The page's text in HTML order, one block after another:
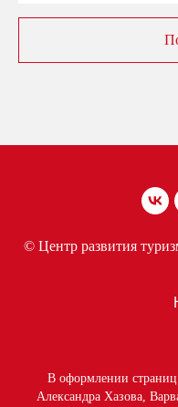
© Центр развития
В оформлении страниц
Александра Хазова,